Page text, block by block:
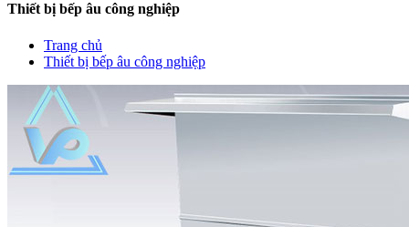
Thiết bị bếp âu công nghiệp
Trang chủ
Thiết bị bếp âu công nghiệp